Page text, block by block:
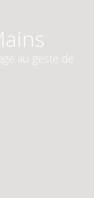
au geste de